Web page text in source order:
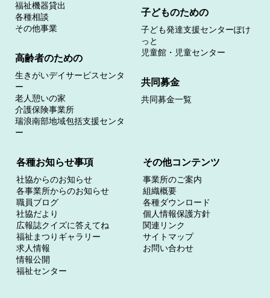
福祉機器貸出
各種相談
その他事業
高齢者のための
生きがいデイサービスセンタ
ー
老人憩いの家
介護保険事業所
瑞浪南部地域包括支援センタ
ー
子どものための
子ども発達支援センターぽけ
っと
児童館・児童センター
共同募金
共同募金一覧
各種お知らせ事項
社協からのお知らせ
各事業所からのお知らせ
職員ブログ
社協だより
広報誌クイズに答えてね
福祉まつりギャラリー
求人情報
情報公開
福祉センター
その他コンテンツ
事業所のご案内
組織概要
各種ダウンロード
個人情報保護方針
関連リンク
サイトマップ
お問い合わせ